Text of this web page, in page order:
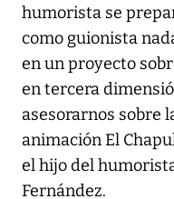
humorista se
como guionista
en un proyecto
en tercera
asesorarnos sobre
animación El
el hijo del
Fernández.